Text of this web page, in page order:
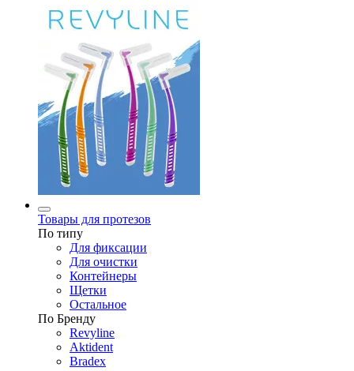
Товары для протезов
По типу
Для фиксации
Для очистки
Контейнеры
Щетки
Остальное
По Бренду
Revyline
Aktident
Bradex